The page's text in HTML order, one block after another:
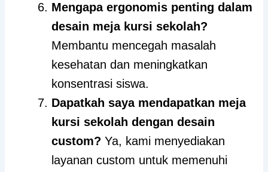
Mengapa ergonomis penting dalam
desain meja kursi sekolah?
Membantu mencegah masalah
kesehatan dan meningkatkan
konsentrasi siswa.
Dapatkah saya mendapatkan meja
kursi sekolah dengan desain
custom? Ya, kami menyediakan
layanan custom untuk memenuhi